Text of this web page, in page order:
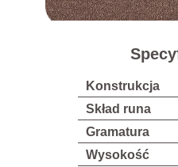
Konstrukcja
Skład runa
Gramatura
Wysokość